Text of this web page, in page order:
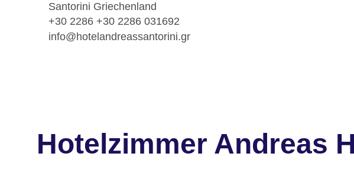
Santorini Griechenland
+30 2286 +30 2286 031692
info@hotelandreassantorini.gr
Hotelzimmer Andreas